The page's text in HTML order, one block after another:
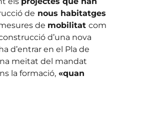
de nous habitatges
de mobilitat com
d’una nova
d’entrar en el Pla de
meitat del mandat
la formació,«quan